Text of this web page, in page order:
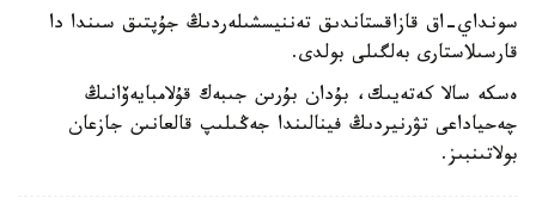
سونداي-اق قازاقستاندىق تەننيسشىلەردىڭ جۇپتىق سىندا دا
قارسىلاستارى بەلگىلى بولدى.
ەسكە سالا كەتەيىك، بۇدان بۇرىن جىبەك قۇلامبايەۆانىڭ
چەحياداعى تۋرنيردىڭ فينالىندا جەڭىلىپ قالعانىن جازعان
بولاتىنبىز.